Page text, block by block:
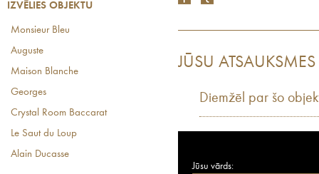
IZVĒLIES OBJEKTU
Monsieur Bleu
Auguste
Maison Blanche
Georges
Crystal Room Baccarat
Le Saut du Loup
Alain Ducasse
JŪSU ATSAUKSMES
Diemžēl par šo
Jūsu vārds: